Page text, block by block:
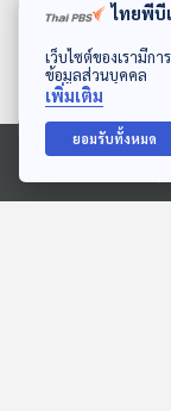
ดาวน์โหลด Thai PBS
Ⓒ 2020 องค์การกระจายเสียง
ตอนที่เกี่ยวข้อง
ไทยพีบี
เว็บไซต์ของเรามีก
ข้อมูลส่วนบุคคล
เพิ่มเติม
ยอมรับทั้งหมด